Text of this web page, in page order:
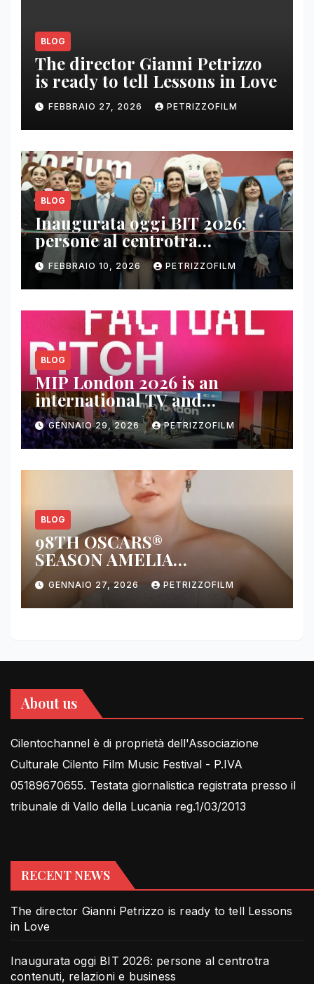
BLOG
The director Gianni Petrizzo
is ready to tell Lessons in Love
FEBBRAIO 27, 2026 PETRIZZOFILM
BLOG
Inaugurata oggi BIT 2026:
persone al centrotra
contenuti, relazioni e business
FEBBRAIO 10, 2026 PETRIZZOFILM
BLOG
MIP London 2026 is an
international TV and
streaming content market
GENNAIO 29, 2026 PETRIZZOFILM
BLOG
98TH OSCARS®
SEASON AMELIA
DIMOLDENBERG RETURNS
FOR THIRD YEAR
GENNAIO 27, 2026 PETRIZZOFILM
About us
Cilentochannel è di proprietà dell'Associazione
Culturale Cilento Film Music Festival - P.IVA
05189670655. Testata giornalistica registrata presso il
tribunale di Vallo della Lucania reg.1/03/2013
RECENT NEWS
The director Gianni Petrizzo is ready to tell Lessons
in Love
Inaugurata oggi BIT 2026: persone al centrotra
contenuti, relazioni e business